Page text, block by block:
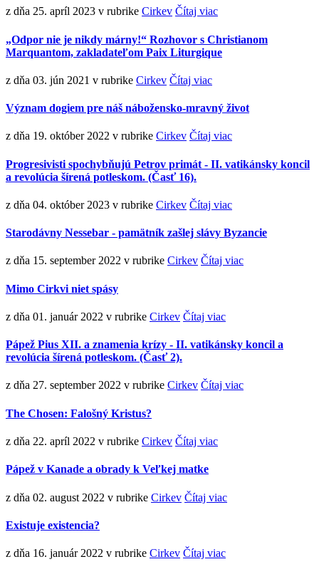
z dňa 25. apríl 2023 v rubrike Cirkev Čítaj viac
„Odpor nie je nikdy márny!“ Rozhovor s Christianom
Marquantom, zakladateľom Paix Liturgique
z dňa 03. jún 2021 v rubrike Cirkev Čítaj viac
Význam dogiem pre náš nábožensko-mravný život
z dňa 19. október 2022 v rubrike Cirkev Čítaj viac
Progresivisti spochybňujú Petrov primát - II. vatikánsky koncil
a revolúcia šírená potleskom. (Časť 16).
z dňa 04. október 2023 v rubrike Cirkev Čítaj viac
Starodávny Nessebar - pamätník zašlej slávy Byzancie
z dňa 15. september 2022 v rubrike Cirkev Čítaj viac
Mimo Cirkvi niet spásy
z dňa 01. január 2022 v rubrike Cirkev Čítaj viac
Pápež Pius XII. a znamenia krízy - II. vatikánsky koncil a
revolúcia šírená potleskom. (Časť 2).
z dňa 27. september 2022 v rubrike Cirkev Čítaj viac
The Chosen: Falošný Kristus?
z dňa 22. apríl 2022 v rubrike Cirkev Čítaj viac
Pápež v Kanade a obrady k Veľkej matke
z dňa 02. august 2022 v rubrike Cirkev Čítaj viac
Existuje existencia?
z dňa 16. január 2022 v rubrike Cirkev Čítaj viac